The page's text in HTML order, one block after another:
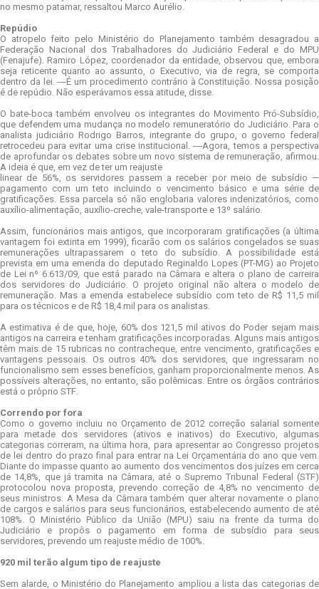
no mesmo patamar, ressaltou Marco Aurélio.
Repúdio
O atropelo feito pelo Ministério do Planejamento também desagradou a
Federação Nacional dos Trabalhadores do Judiciário Federal e do MPU
(Fenajufe). Ramiro López, coordenador da entidade, observou que, embora
seja reticente quanto ao assunto, o Executivo, via de regra, se comporta
dentro da lei. ―É um procedimento contrário à Constituição. Nossa posição
é de repúdio. Não esperávamos essa atitude, disse.
O bate-boca também envolveu os integrantes do Movimento Pró-Subsídio,
que defendem uma mudança no modelo remuneratório do Judiciário. Para o
analista judiciário Rodrigo Barros, integrante do grupo, o governo federal
retrocedeu para evitar uma crise institucional. ―Agora, temos a perspectiva
de aprofundar os debates sobre um novo sistema de remuneração, afirmou.
A ideia é que, em vez de ter um reajuste
linear de 56%, os servidores passem a receber por meio de subsídio —
pagamento com um teto incluindo o vencimento básico e uma série de
gratificações. Essa parcela só não englobaria valores indenizatórios, como
auxílio-alimentação, auxílio-creche, vale-transporte e 13º salário.
Assim, funcionários mais antigos, que incorporaram gratificações (a última
vantagem foi extinta em 1999), ficarão com os salários congelados se suas
remunerações ultrapassarem o teto do subsídio. A possibilidade está
prevista em uma emenda do deputado Reginaldo Lopes (PT-MG) ao Projeto
de Lei nº 6.613/09, que está parado na Câmara e altera o plano de carreira
dos servidores do Judiciário. O projeto original não altera o modelo de
remuneração. Mas a emenda estabelece subsídio com teto de R$ 11,5 mil
para os técnicos e de R$ 18,4 mil para os analistas.
A estimativa é de que, hoje, 60% dos 121,5 mil ativos do Poder sejam mais
antigos na carreira e tenham gratificações incorporadas. Alguns mais antigos
têm mais de 15 rubricas no contracheque, entre vencimento, gratificações e
vantagens pessoais. Os outros 40% dos servidores, que ingressaram no
funcionalismo sem esses benefícios, ganham proporcionalmente menos. As
possíveis alterações, no entanto, são polêmicas. Entre os órgãos contrários
está o próprio STF.
Correndo por fora
Como o governo incluiu no Orçamento de 2012 correção salarial somente
para metade dos servidores (ativos e inativos) do Executivo, algumas
categorias correram, na última hora, para apresentar ao Congresso projetos
de lei dentro do prazo final para entrar na Lei Orçamentária do ano que vem.
Diante do impasse quanto ao aumento dos vencimentos dos juízes em cerca
de 14,8%, que já tramita na Câmara, até o Supremo Tribunal Federal (STF)
protocolou nova proposta, prevendo correção de 4,8% no vencimento de
seus ministros. A Mesa da Câmara também quer alterar novamente o plano
de cargos e salários para seus funcionários, estabelecendo aumento de até
108%. O Ministério Público da União (MPU) saiu na frente da turma do
Judiciário e propôs o pagamento em forma de subsídio para seus
servidores, prevendo um reajuste médio de 100%.
920 mil terão algum tipo de reajuste
Sem alarde, o Ministério do Planejamento ampliou a lista das categorias de